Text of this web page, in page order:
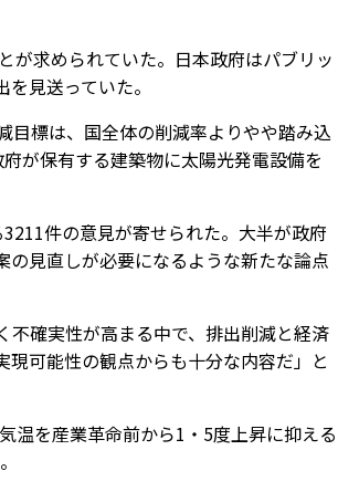
が求められていた。日本政府はパブリッ
見送っていた。
標は、国全体の削減率よりやや踏み込
が保有する建築物に太陽光発電設備を
件の意見が寄せられた。大半が政府
見直しが必要になるような新たな論点
確実性が高まる中で、排出削減と経済
可能性の観点からも十分な内容だ」と
温を産業革命前から1・5度上昇に抑える